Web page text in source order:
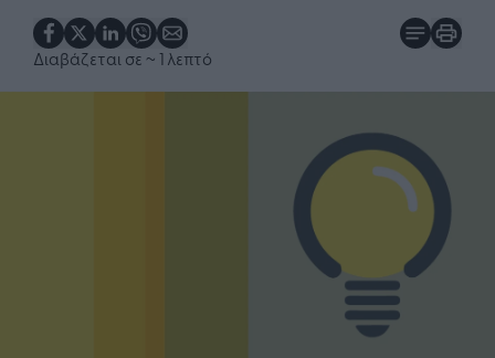
Διαβάζεται σε ~ 1 λεπτό